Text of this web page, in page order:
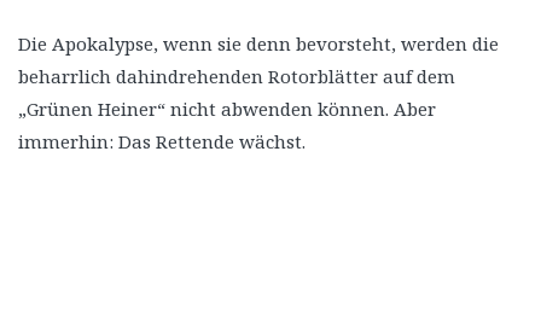
Die Apokalypse, wenn sie denn bevorsteht, werden die
beharrlich dahindrehenden Rotorblätter auf dem
„Grünen Heiner“ nicht abwenden können. Aber
immerhin: Das Rettende wächst.